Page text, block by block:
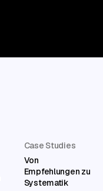
Case Studies
Von
Empfehlungen zu
Systematik